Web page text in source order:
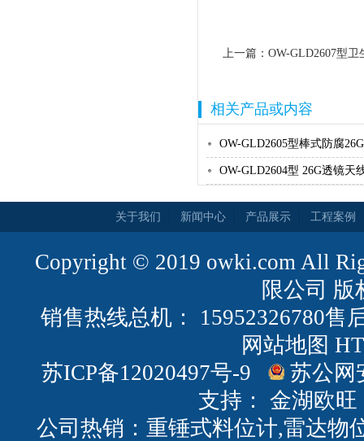
上一篇： OW-GLD2607型
相关产品或内容
OW-GLD2605型棒式防腐
OW-GLD2604型 26G透镜天
关于我们 新闻中心 产品展示 工程案例
Copyright © 2019 owki.com All
限公司 版
销售热线总机： 15952326780售
网站地图
苏ICP备12020497号-9
苏公网
支持： 金湖欧旺
公司热销：重锤式料位计,雷达物